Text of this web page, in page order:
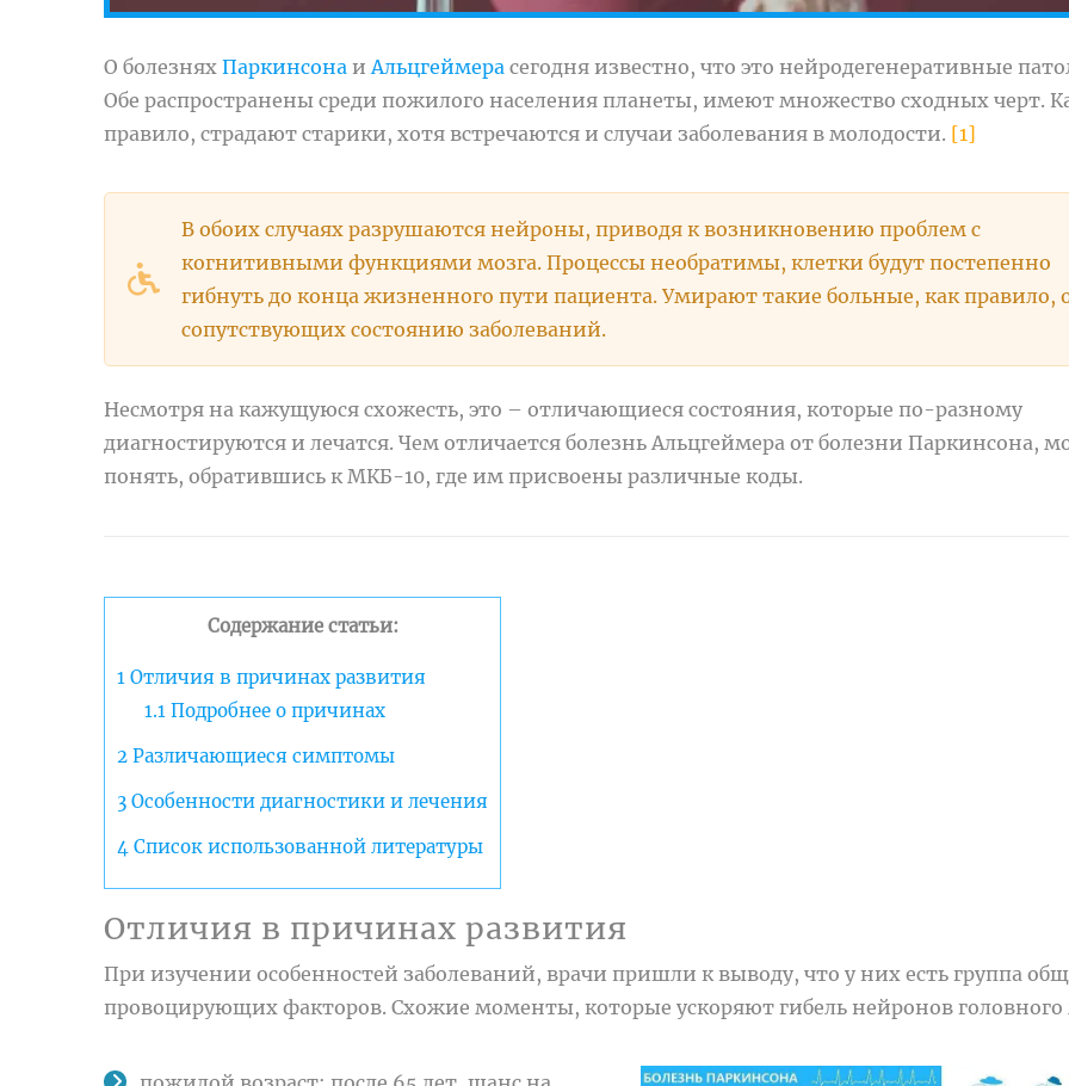
О болезнях Паркинсона иАльцгеймера сегодня известно, что это нейродегенеративные
Обе распространены среди пожилого населения планеты, имеют множество сходных черт.
правило, страдают старики, хотя встречаются и случаи заболевания в молодости. [1]
В обоих случаях разрушаются нейроны, приводя к возникновению проблем с
когнитивными функциями мозга. Процессы необратимы, клетки будут постепенно
гибнуть до конца жизненного пути пациента. Умирают такие больные, как правило,
сопутствующих состоянию заболеваний.
Несмотря на кажущуюся схожесть, это – отличающиеся состояния, которые по-разному
диагностируются и лечатся. Чем отличается болезнь Альцгеймера от болезни Паркинсона,
понять, обратившись к МКБ-10, где им присвоены различные коды.
Содержание статьи:
1 Отличия в причинах развития
1.1Подробнее о причинах
2 Различающиеся симптомы
3 Особенности диагностики и лечения
4 Список использованной литературы
Отличия в причинах развития
При изучении особенностей заболеваний, врачи пришли к выводу, что у них есть группа
провоцирующих факторов. Схожие моменты, которые ускоряют гибель нейронов головного